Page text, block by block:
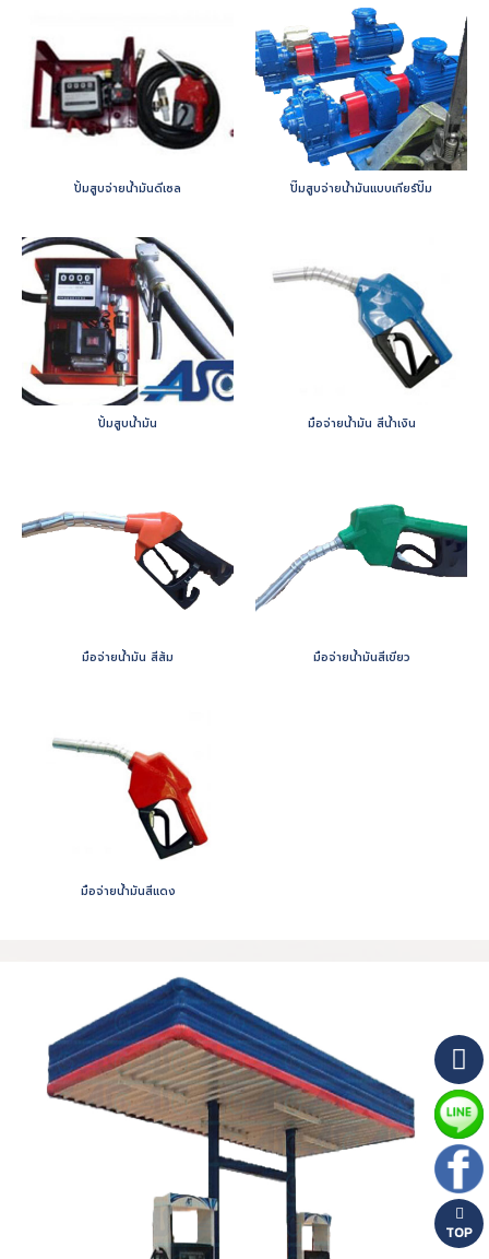
ปั้มสูบจ่ายน้ำมันดีเซล ปั๊มสูบจ่ายน้ำมันแบบเกียร์ปั๊ม
ปั้มสูบน้ำมัน มือจ่ายน้ำมัน สีน้ำเงิน
มือจ่ายน้ำมัน สีส้ม มือจ่ายน้ำมันสีเขียว
มือจ่ายน้ำมันสีแดง
TOP